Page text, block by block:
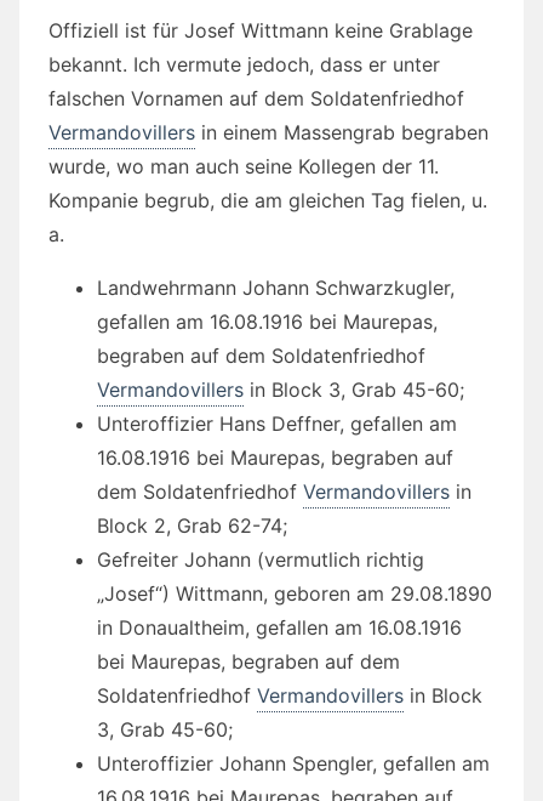
Offiziell ist für Josef Wittmann keine Grablage
bekannt. Ich vermute jedoch, dass er unter
falschen Vornamen auf dem Soldatenfriedhof
Vermandovillers in einem Massengrab begraben
wurde, wo man auch seine Kollegen der 11.
Kompanie begrub, die am gleichen Tag fielen, u.
a.
Landwehrmann Johann Schwarzkugler,
gefallen am 16.08.1916 bei Maurepas,
begraben auf dem Soldatenfriedhof
Vermandovillers in Block 3, Grab 45-60;
Unteroffizier Hans Deffner, gefallen am
16.08.1916 bei Maurepas, begraben auf
dem Soldatenfriedhof Vermandovillers in
Block 2, Grab 62-74;
Gefreiter Johann (vermutlich richtig
„Josef“) Wittmann, geboren am 29.08.1890
in Donaualtheim, gefallen am 16.08.1916
bei Maurepas, begraben auf dem
Soldatenfriedhof Vermandovillers in Block
3, Grab 45-60;
Unteroffizier Johann Spengler, gefallen am